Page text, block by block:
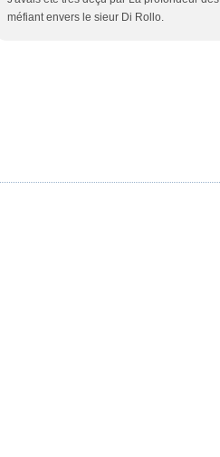
méfiant envers le sieur Di Rollo.